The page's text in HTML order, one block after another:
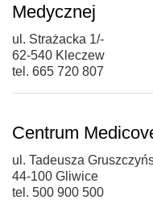
Medycznej
ul. Strażacka 1/-
62-540 Kleczew
tel. 665 720 807
Centrum
ul. Tadeusza
44-100 Gliwice
tel. 500 900 500